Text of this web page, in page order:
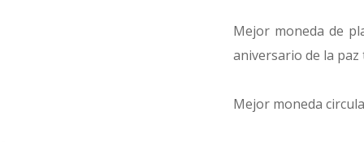
Mejor moneda de
aniversario de la
Mejor moneda